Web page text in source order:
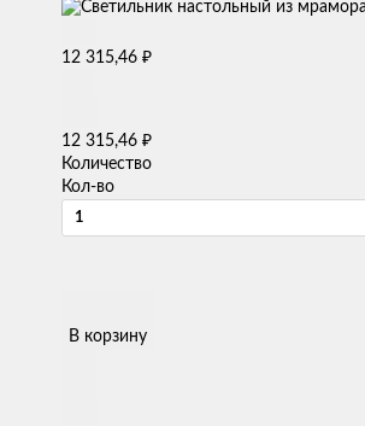
12 315,46 ₽
12 315,46 ₽
Количество
Кол-во
В корзину